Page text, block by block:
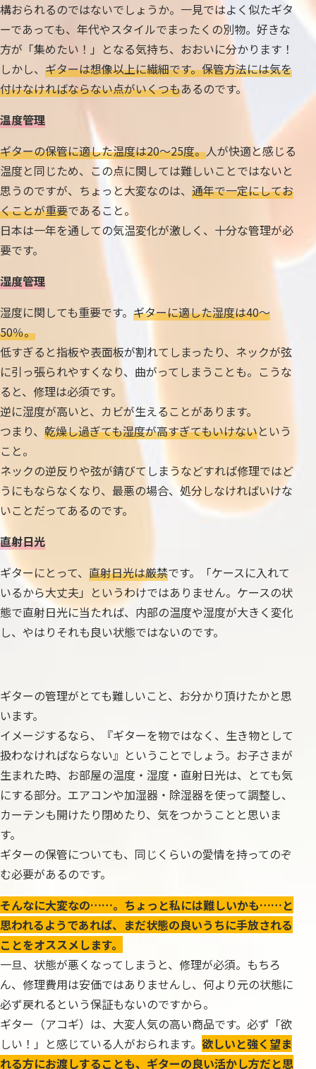
構おられるのではないでしょうか。一見ではよく似たギタ
ーであっても、年代やスタイルでまったくの別物。好きな
方が「集めたい！」となる気持ち、おおいに分かります！
しかし、 ギターは想像以上に繊細です。保管方法には気を
付けなければならない点がいくつもあるのです。
温度管理
ギターの保管に適した温度は20〜25度。人が快適と感じる
温度と同じため、この点に関しては難しいことではないと
思うのですが、ちょっと大変なのは、 通年で一定にしてお
くことが重要であること。
日本は一年を通しての気温変化が激しく、十分な管理が必
要です。
湿度管理
湿度に関しても重要です。 ギターに適した湿度は40〜
50％。
低すぎると指板や表面板が割れてしまったり、ネックが弦
に引っ張られやすくなり、曲がってしまうことも。こうな
ると、修理は必須です。
逆に湿度が高いと、カビが生えることがあります。
つまり、 乾燥し過ぎても湿度が高すぎてもいけないという
こと。
ネックの逆反りや弦が錆びてしまうなどすれば修理ではど
うにもならなくなり、最悪の場合、処分しなければいけな
いことだってあるのです。
直射日光
ギターにとって、 直射日光は厳禁です。「ケースに入れて
いるから大丈夫」というわけではありません。ケースの状
態で直射日光に当たれば、内部の温度や湿度が大きく変化
し、やはりそれも良い状態ではないのです。
ギターの管理がとても難しいこと、お分かり頂けたかと思
います。
イメージするなら、『ギターを物ではなく、生き物として
扱わなければならない』ということでしょう。お子さまが
生まれた時、お部屋の温度・湿度・直射日光は、とても気
にする部分。エアコンや加湿器・除湿器を使って調整し、
カーテンも開けたり閉めたり、気をつかうことと思いま
す。
ギターの保管についても、同じくらいの愛情を持ってのぞ
む必要があるのです。
そんなに大変なの……。ちょっと私には難しいかも……と
思われるようであれば、まだ状態の良いうちに手放される
ことをオススメします。
一旦、状態が悪くなってしまうと、修理が必須。もちろ
ん、修理費用は安価ではありませんし、何より元の状態に
必ず戻れるという保証もないのですから。
ギター（アコギ）は、大変人気の高い商品です。必ず「欲
しい！」と感じている人がおられます。 欲しいと強く望ま
れる方にお渡しすることも、ギターの良い活かし方だと思